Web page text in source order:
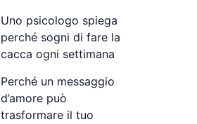
Uno psicologo spiega
perché sogni di fare la
cacca ogni settimana
Perché un messaggio
d’amore può
trasformare il tuo